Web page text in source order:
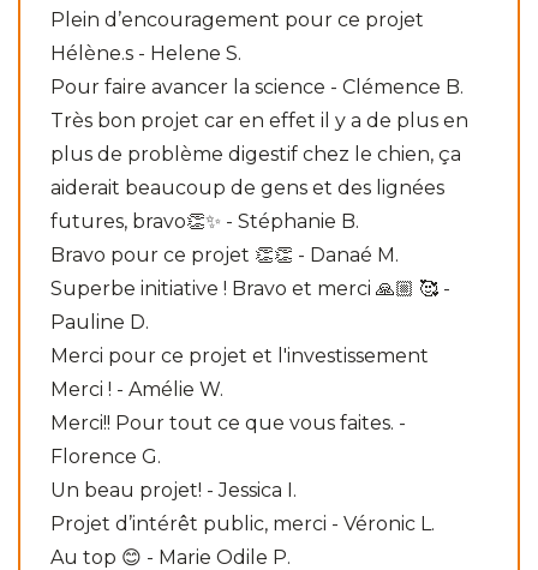
Plein d’encouragement pour ce projet
Hélène.s - Helene S.
Pour faire avancer la science - Clémence B.
Très bon projet car en effet il y a de plus en
plus de problème digestif chez le chien, ça
aiderait beaucoup de gens et des lignées
futures, bravo👏✨ - Stéphanie B.
Bravo pour ce projet 👏👏 - Danaé M.
Superbe initiative ! Bravo et merci 🙏🏼 🥰 -
Pauline D.
Merci pour ce projet et l'investissement
Merci ! - Amélie W.
Merci!! Pour tout ce que vous faites. -
Florence G.
Un beau projet! - Jessica I.
Projet d’intérêt public, merci - Véronic L.
Au top 😊 - Marie Odile P.